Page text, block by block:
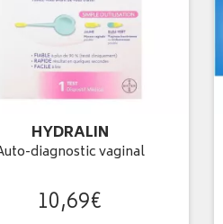
HYDRALIN
diagnostic vaginal
10,69€